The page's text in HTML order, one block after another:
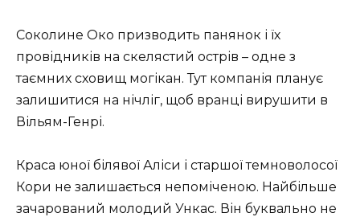
Соколине Око призводить панянок і їх
провідників на скелястий острів – одне з
таємних сховищ могікан. Тут компанія планує
залишитися на нічліг, щоб вранці вирушити в
Вільям-Генрі.
Краса юної білявої Аліси і старшої темноволосої
Кори не залишається непоміченою. Найбільше
зачарований молодий Ункас. Він буквально не